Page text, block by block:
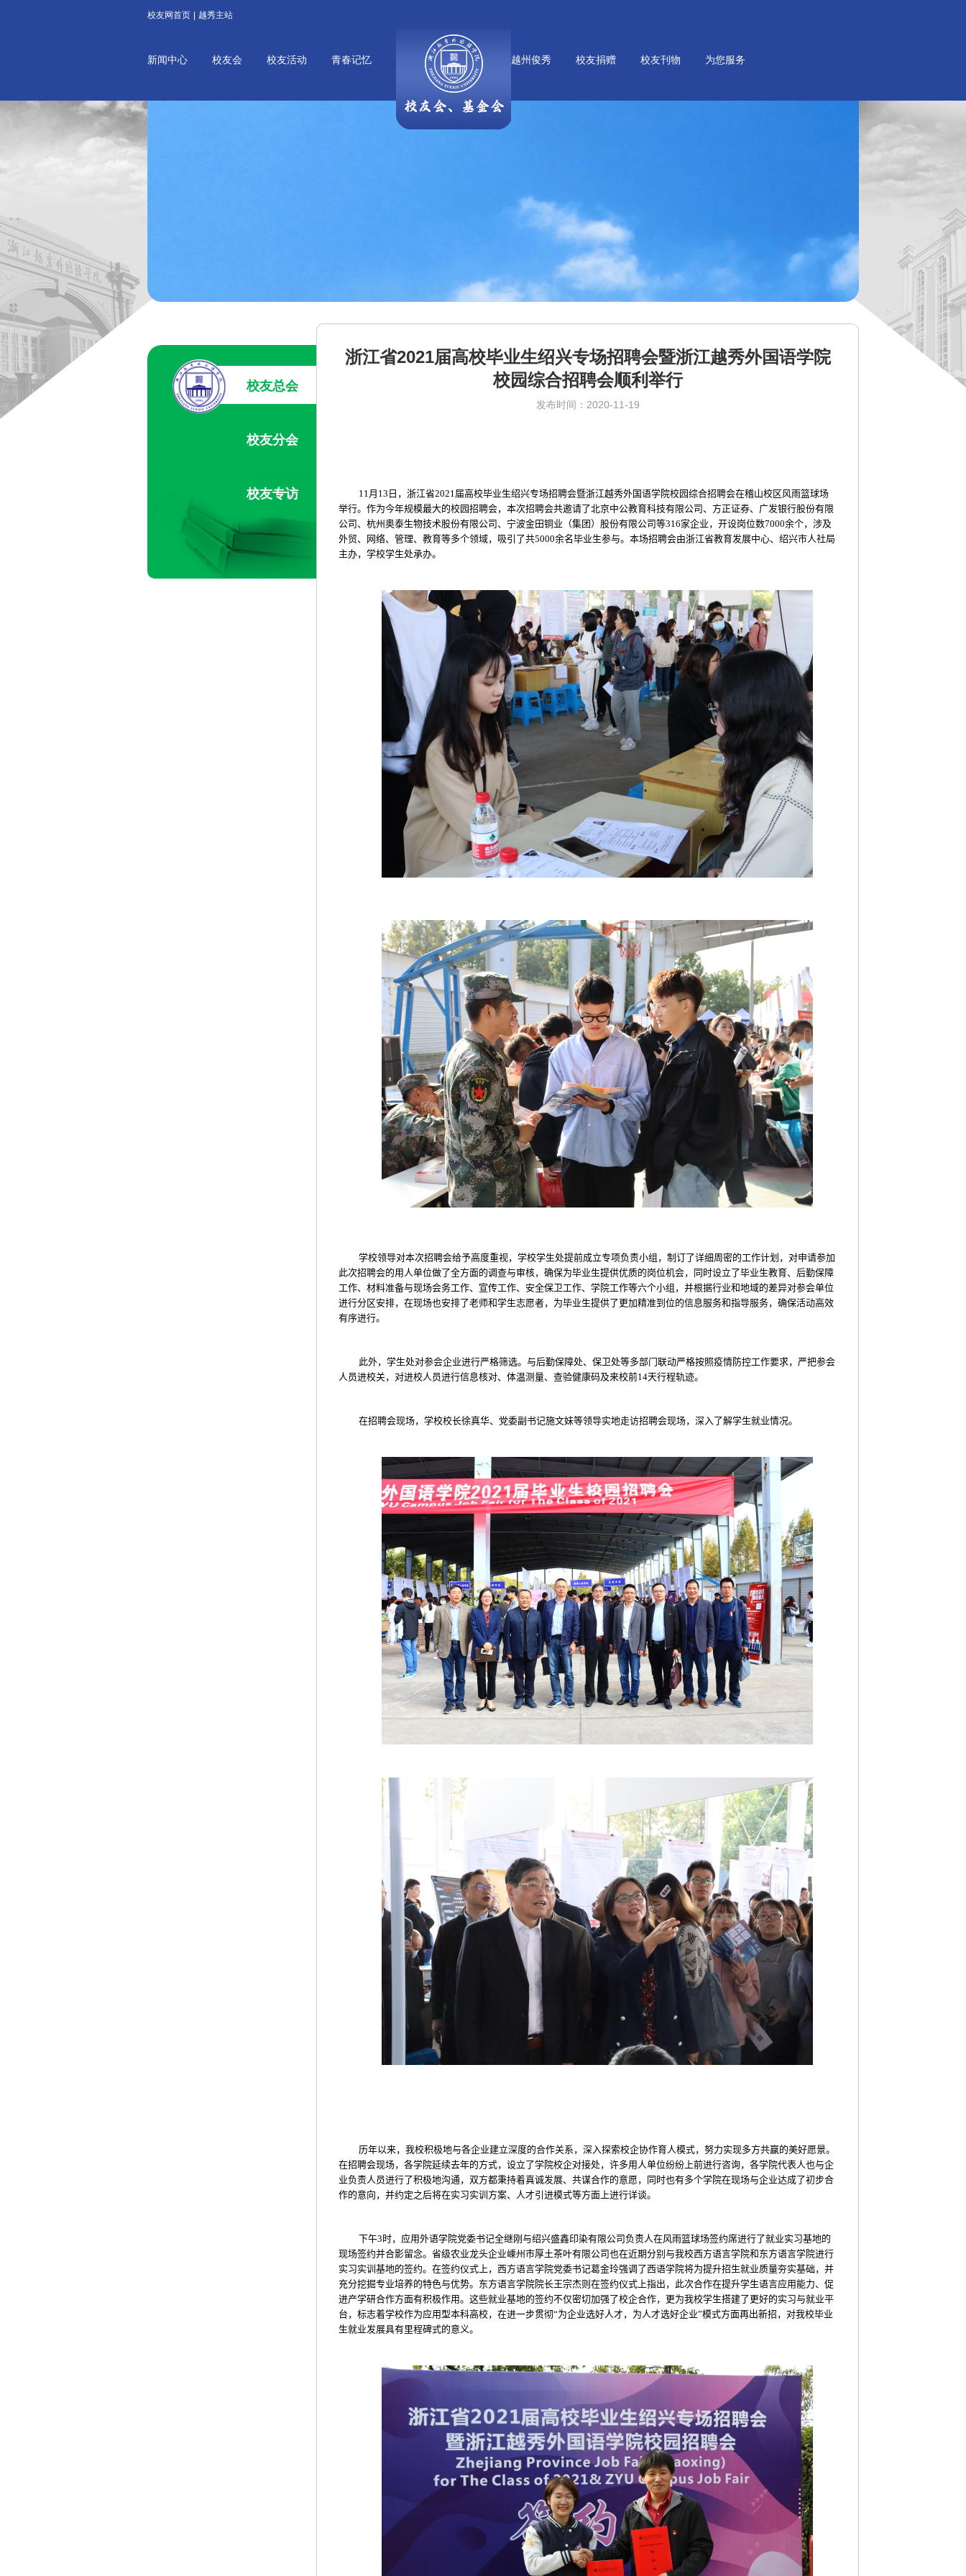
校友网首页 越秀主站
新闻中心 校友会 校友活动 青春记忆 越州俊秀 校友捐赠 校友刊物 为您服务
校友总会
校友分会
校友专访
浙江省2021届高校毕业生绍兴专场招聘会暨浙江越秀外国语学院
校园综合招聘会顺利举行
发布时间：2020-11-19
11月 13 日，浙江省2021届高校毕业生绍兴专场招聘会暨浙江越秀外国语学院校园综合招聘会在稽山校区风雨篮球场
举行。作为今年规模最大的校园招聘会，本次招聘会共邀请了北京中公教育科技有限公司、方正证券、广发银行股份有限
公司、杭州奥泰生物技术股份有限公司、宁波金田铜业（集团）股份有限公司等316家企业，开设岗位数7000余个，涉及
外贸、网络、管理、教育等多个领域，吸引了共5000余名毕业生参与。本场招聘会由浙江省教育发展中心、绍兴市人社局
主办，学校学生处承办。
学校领导对本次招聘会给予高度重视，学校学生处提前成立专项负责小组，制订了详细周密的工作计划，对申请参加
此次招聘会的用人单位做了全方面的调查与审核，确保为毕业生提供优质的岗位机会，同时设立了毕业生教育、后勤保障
工作、材料准备与现场会务工作、宣传工作、安全保卫工作、学院工作等六个小组，并根据行业和地域的差异对参会单位
进行分区安排，在现场也安排了老师和学生志愿者，为毕业生提供了更加精准到位的信息服务和指导服务，确保活动高效
有序进行。
此外，学生处对参会企业进行严格筛选。与后勤保障处、保卫处等多部门联动严格按照疫情防控工作要求，严把参会
人员进校关，对进校人员进行信息核对、体温测量、查验健康码及来校前14天行程轨迹。
在招聘会现场，学校校长徐真华、党委副书记施文妹等领导实地走访招聘会现场，深入了解学生就业情况。
历年以来，我校积极地与各企业建立深度的合作关系，深入探索校企协作育人模式，努力实现多方共赢的美好愿景。
在招聘会现场，各学院延续去年的方式，设立了学院校企对接处，许多用人单位纷纷上前进行咨询，各学院代表人也与企
业负责人员进行了积极地沟通，双方都秉持着真诚发展、共谋合作的意愿，同时也有多个学院在现场与企业达成了初步合
作的意向，并约定之后将在实习实训方案、人才引进模式等方面上进行详谈。
下午3时，应用外语学院党委书记全继刚与绍兴盛鑫印染有限公司负责人在风雨篮球场签约席进行了就业实习基地的
现场签约并合影留念。省级农业龙头企业嵊州市厚土茶叶有限公司也在近期分别与我校西方语言学院和东方语言学院进行
实习实训基地的签约。在签约仪式上，西方语言学院党委书记葛金玲强调了西语学院将为提升招生就业质量夯实基础，并
充分挖掘专业培养的特色与优势。东方语言学院院长王宗杰则在签约仪式上指出，此次合作在提升学生语言应用能力、促
进产学研合作方面有积极作用。这些就业基地的签约不仅密切加强了校企合作，更为我校学生搭建了更好的实习与就业平
台，标志着学校作为应用型本科高校，在进一步贯彻“为企业选好人才，为人才选好企业”模式方面再出新招，对我校毕业
生就业发展具有里程碑式的意义。